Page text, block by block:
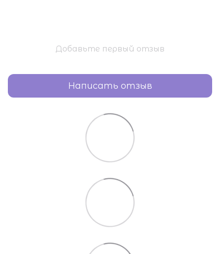
Добавьте первый отзыв
Написать отзыв